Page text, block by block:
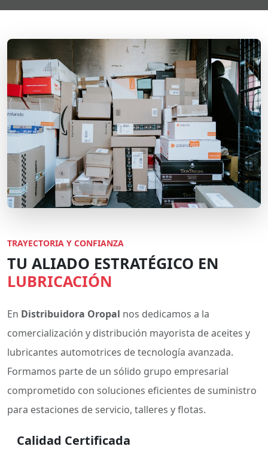
TRAYECTORIA Y CONFIANZA
TU ALIADO ESTRATÉGICO EN
LUBRICACIÓN
En Distribuidora Oropal nos dedicamos a la
comercialización y distribución mayorista de aceites y
lubricantes automotrices de tecnología avanzada.
Formamos parte de un sólido grupo empresarial
comprometido con soluciones eficientes de suministro
para estaciones de servicio, talleres y flotas.
Calidad Certificada